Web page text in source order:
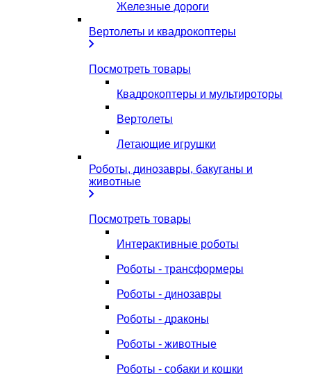
Железные дороги
Вертолеты и квадрокоптеры
Посмотреть товары
Квадрокоптеры и мультироторы
Вертолеты
Летающие игрушки
Роботы, динозавры, бакуганы и
животные
Посмотреть товары
Интерактивные роботы
Роботы - трансформеры
Роботы - динозавры
Роботы - драконы
Роботы - животные
Роботы - собаки и кошки